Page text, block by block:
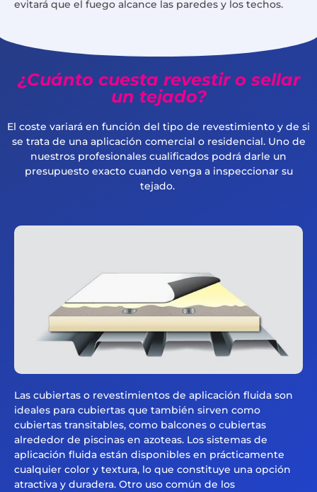
evitará que el fuego alcance las paredes y los techos.
¿Cuánto cuesta revestir o sellar
un tejado?
El coste variará en función del tipo de revestimiento y de si
se trata de una aplicación comercial o residencial. Uno de
nuestros profesionales cualificados podrá darle un
presupuesto exacto cuando venga a inspeccionar su
tejado.
Las cubiertas o revestimientos de aplicación fluida son
ideales para cubiertas que también sirven como
cubiertas transitables, como balcones o cubiertas
alrededor de piscinas en azoteas. Los sistemas de
aplicación fluida están disponibles en prácticamente
cualquier color y textura, lo que constituye una opción
atractiva y duradera. Otro uso común de los